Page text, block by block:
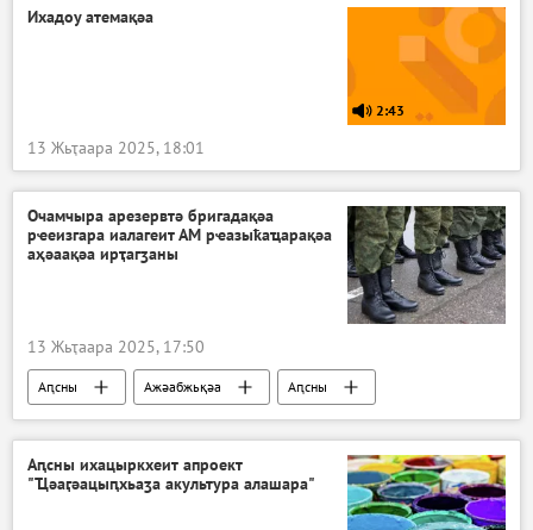
Ихадоу атемақәа
2:43
13 Жьҭаара 2025, 18:01
Очамчыра арезервтә бригадақәа
рҽеизгара иалагеит АМ рҽазыҟаҵарақәа
аҳәаақәа ирҭагӡаны
13 Жьҭаара 2025, 17:50
Аԥсны Ажәабжьқәа
Аԥсны
Очамчыра араион
Аԥсны ихацыркхеит апроект
"Ҵәаӷәацыԥхьаӡа акультура алашара"